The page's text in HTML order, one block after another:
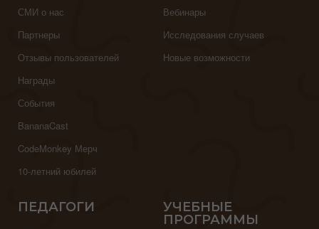
СМИ о нас
Партнеры
Отзывы пользователей
Награды
События
BananaCast
CodeMonkey Мерч
10-летний юбилей
Вебинары
Исследования случаев
Новые возможности
ПЕДАГОГИ
УЧЕБНЫЕ
ПРОГРАММЫ